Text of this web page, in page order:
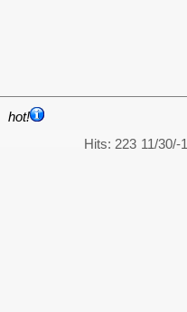
hot!
11/30/-1
Hits: 223